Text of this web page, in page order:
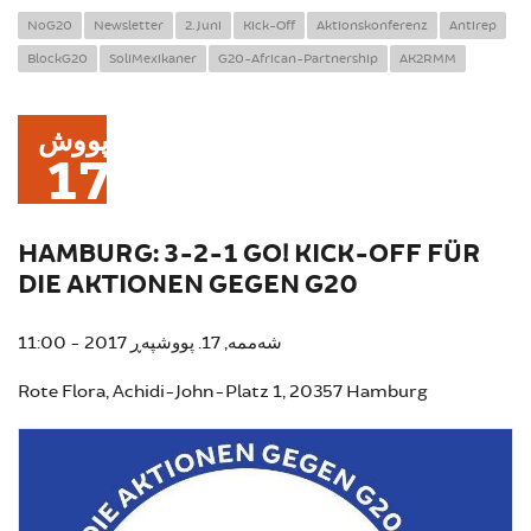
NoG20 Newsletter 2. Juni Kick-Off Aktionskonferenz Antirep
BlockG20 SoliMexikaner G20-African-Partnership AK2RMM
پووش
17
HAMBURG: 3-2-1 GO! KICK-OFF FÜR
DIE AKTIONEN GEGEN G20
شەممە, 17. پووشپەڕ 2017 - 11:00
Rote Flora, Achidi-John-Platz 1, 20357 Hamburg